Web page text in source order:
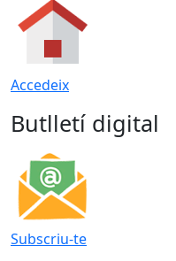
Accedeix
Butlletí digital
Subscriu-te